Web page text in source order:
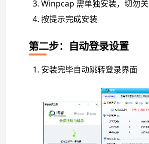
Winpcap 需单独安装，切勿
按提示完成安装
第二步：自动登录设置
安装完毕自动跳转登录界面